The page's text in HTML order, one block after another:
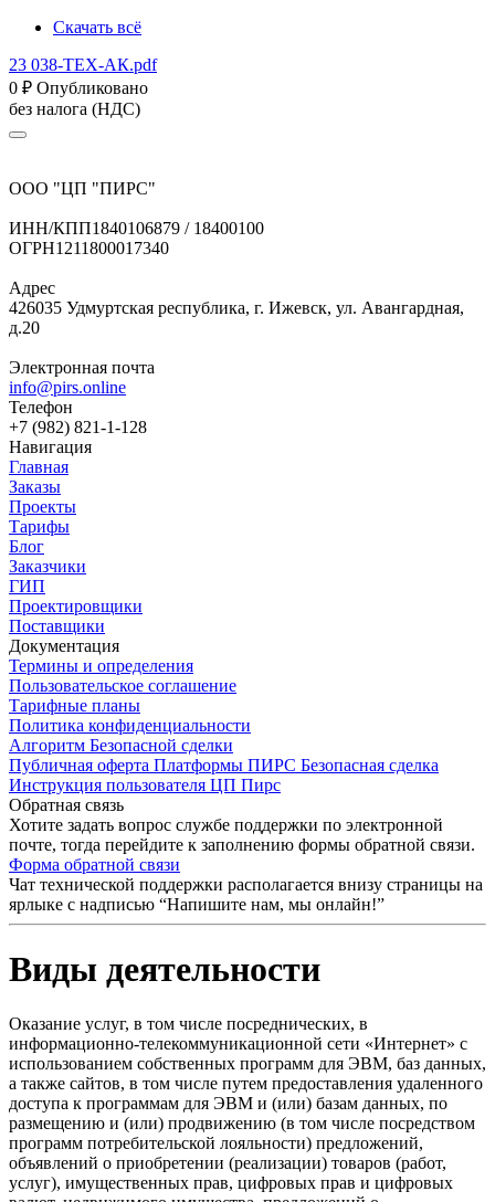
Скачать всё
23 038-ТЕХ-АК.pdf
0 ₽ Опубликовано
без налога (НДС)
ООО "ЦП "ПИРС"
ИНН/КПП1840106879 / 18400100
ОГРН1211800017340
Адрес
426035 Удмуртская республика, г. Ижевск, ул. Авангардная,
д.20
Электронная почта
info@pirs.online
Телефон
+7 (982) 821-1-128
Навигация
Главная
Заказы
Проекты
Тарифы
Блог
Заказчики
ГИП
Проектировщики
Поставщики
Документация
Термины и определения
Пользовательское соглашение
Тарифные планы
Политика конфиденциальности
Алгоритм Безопасной сделки
Публичная оферта Платформы ПИРС Безопасная сделка
Инструкция пользователя ЦП Пирс
Обратная связь
Хотите задать вопрос службе поддержки по электронной
почте, тогда перейдите к заполнению формы обратной связи.
Форма обратной связи
Чат технической поддержки располагается внизу страницы на
ярлыке с надписью “Напишите нам, мы онлайн!”
Виды деятельности
Оказание услуг, в том числе посреднических, в
информационно-телекоммуникационной сети «Интернет» с
использованием собственных программ для ЭВМ, баз данных,
а также сайтов, в том числе путем предоставления удаленного
доступа к программам для ЭВМ и (или) базам данных, по
размещению и (или) продвижению (в том числе посредством
программ потребительской лояльности) предложений,
объявлений о приобретении (реализации) товаров (работ,
услуг), имущественных прав, цифровых прав и цифровых